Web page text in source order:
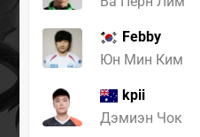
Febby
Юн Мин Ким
kpii
Дэмиэн Чок